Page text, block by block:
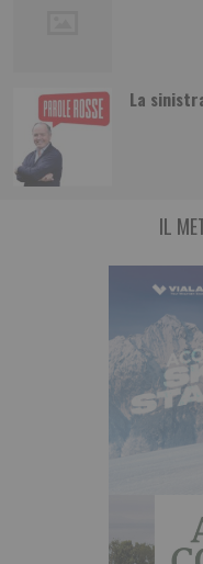
La
Vino piemontese e
Il clima è diventato uno dei
vitivinicolo piemontese, non
IL